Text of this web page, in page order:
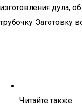
изготовления дула,
трубочку. Заготовку
Читайте также: